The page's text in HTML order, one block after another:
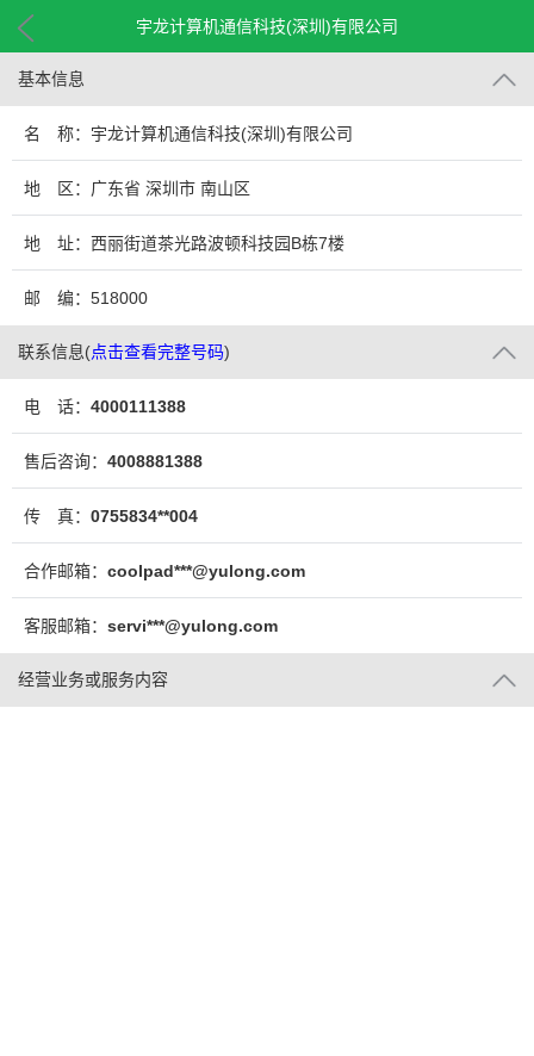
宇龙计算机通信科技(深圳)有限公司
基本信息
名 称：宇龙计算机通信科技(深圳)有限公司
地 区：广东省 深圳市 南山区
地 址：西丽街道茶光路波顿科技园B栋7楼
邮 编：518000
联系信息(点击查看完整号码)
电 话： 4000111388
售后咨询： 4008881388
传 真： 0755834**004
合作邮箱： coolpad***@yulong.com
客服邮箱： servi***@yulong.com
经营业务或服务内容